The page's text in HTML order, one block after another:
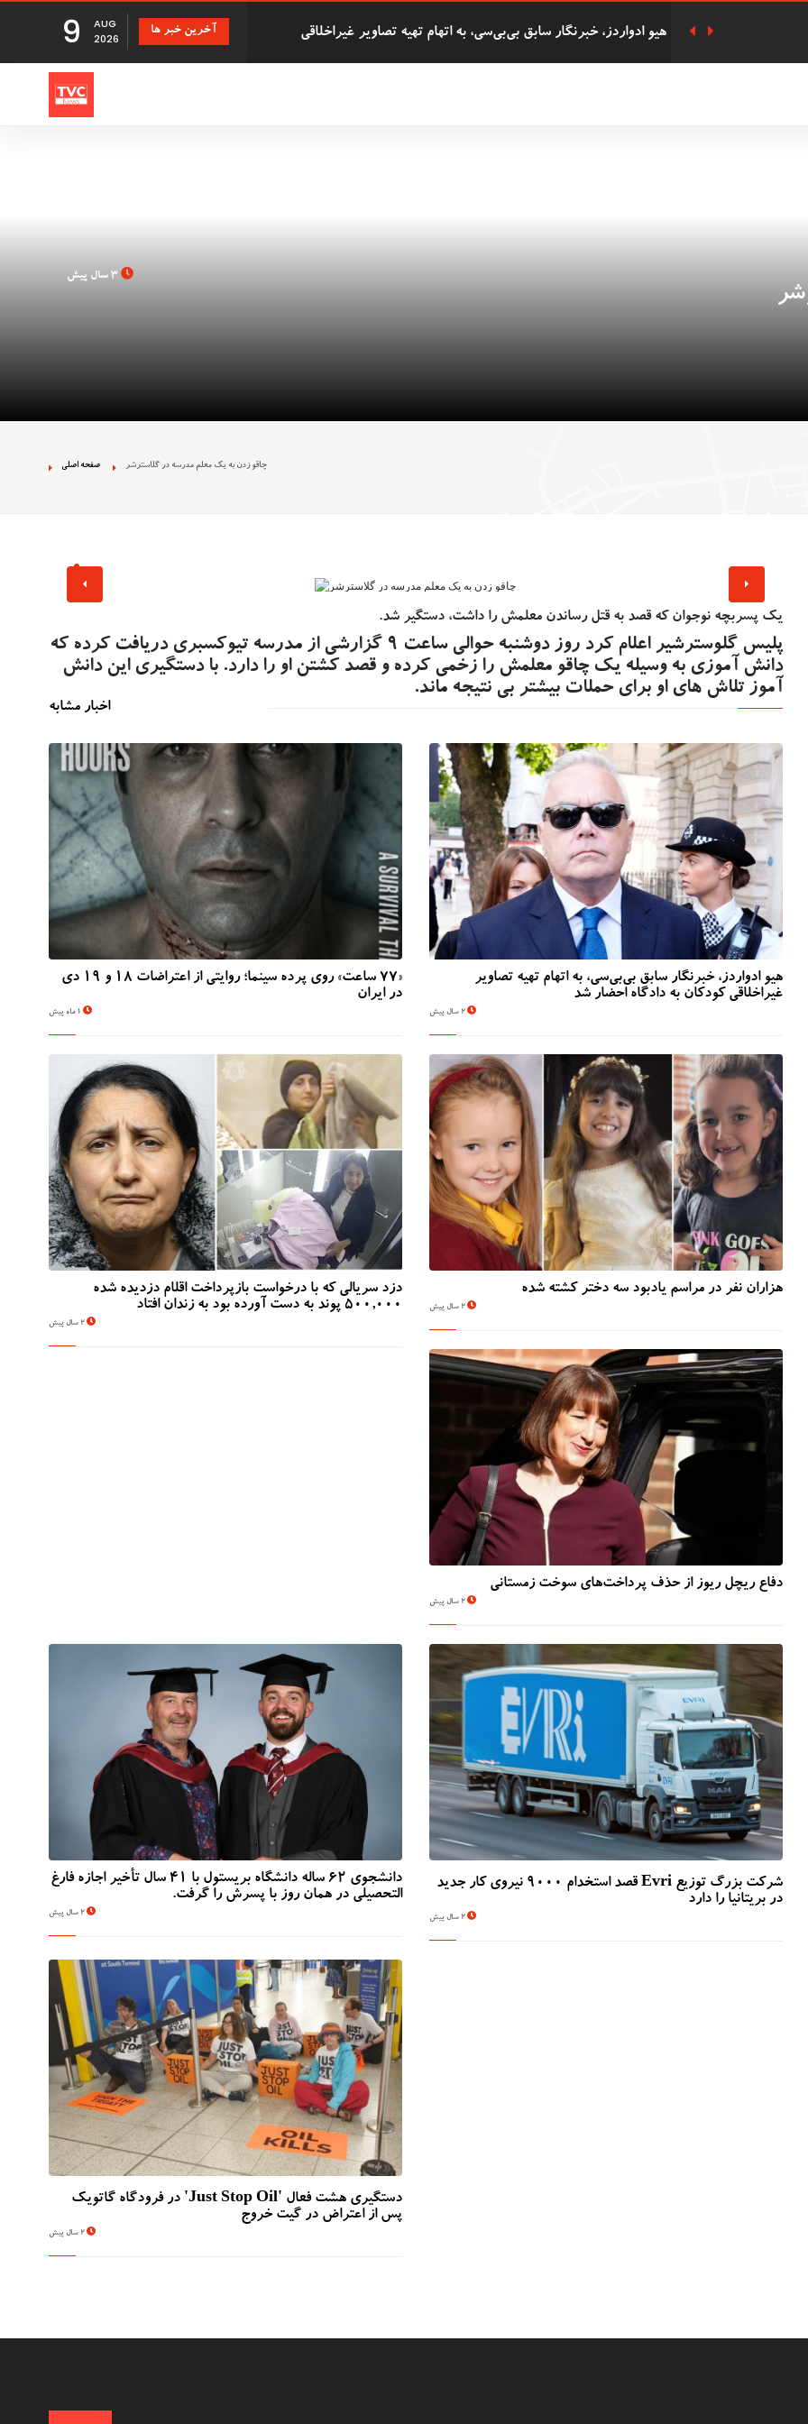
9
AUG
2026
آخرین خبر ها دزد سریالی که با درخواست بازپرداخت اقلام دزدیده شده 500,000
کودکان به دادگاه احضار شد
3 سال پیش
صفحه اصلی چاقو زدن به یک معلم مدرسه در گلاسترشر
یک پسربچه نوجوان که قصد به قتل رساندن معلمش را داشت، دستگیر شد.
پلیس گلوسترشیر اعلام کرد روز دوشنبه حوالی ساعت 9 گزارشی از مدرسه تیوکسبری دریافت کرده که
دانش آموزی به وسیله یک چاقو معلمش را زخمی کرده و قصد کشتن او را دارد. با دستگیری این دانش
آموز تلاش های او برای حملات بیشتر بی نتیجه ماند.
اخبار مشابه
«۷۷ ساعت» روی پرده سینما؛ روایتی از اعتراضات ۱۸ و ۱۹ دی
در ایران
هیو ادواردز، خبرنگار سابق بی‌بی‌سی، به اتهام تهیه تصاویر
غیراخلاقی کودکان به دادگاه احضار شد
2 سال پیش
دزد سریالی که با درخواست بازپرداخت اقلام دزدیده شده
500,000 پوند به دست آورده بود به زندان افتاد
2 سال پیش
هزاران نفر در مراسم یادبود سه دختر کشته شده
2 سال پیش
دفاع ریچل ریوز از حذف پرداخت‌های سوخت زمستانی
2 سال پیش
دانشجوی 62 ساله دانشگاه بریستول با 41 سال تأخیر اجازه فارغ
التحصیلی در همان روز با پسرش را گرفت.
2 سال پیش
شرکت بزرگ توزیع Evri قصد استخدام ۹۰۰۰ نیروی کار جدید
در بریتانیا را دارد
2 سال پیش
دستگیری هشت فعال 'Just Stop Oil' در فرودگاه گاتویک
پس از اعتراض در گیت خروج
2 سال پیش
بیشتر بخوانید
دزدیده شدن اطلاعات بیماران NHS انگلستان در حمله
سایبری تایید شد
2 سال پیش